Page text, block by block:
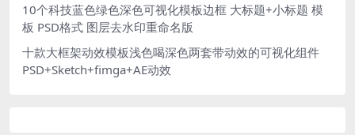
10个科技蓝色绿色深色可视化模板边框 大标题+小标题 模
板 PSD格式 图层去水印重命名版
十款大框架动效模板浅色喝深色两套带动效的可视化组件
PSD+Sketch+fimga+AE动效